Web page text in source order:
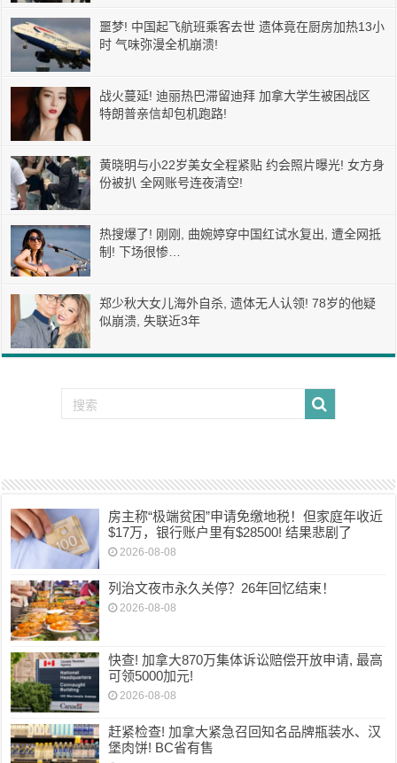
噩梦! 中国起飞航班乘客去世 遗体竟在厨房加热13小
时 气味弥漫全机崩溃!
战火蔓延! 迪丽热巴滞留迪拜 加拿大学生被困战区
特朗普亲信却包机跑路!
黄晓明与小22岁美女全程紧贴 约会照片曝光! 女方身
份被扒 全网账号连夜清空!
热搜爆了! 刚刚, 曲婉婷穿中国红试水复出, 遭全网抵
制! 下场很惨…
郑少秋大女儿海外自杀, 遗体无人认领! 78岁的他疑
似崩溃, 失联近3年
房主称“极端贫困”申请免缴地税！但家庭年收近
$17万，银行账户里有$28500! 结果悲剧了
2026-08-08
列治文夜市永久关停？26年回忆结束！
2026-08-08
快查! 加拿大870万集体诉讼赔偿开放申请, 最高
可领5000加元!
2026-08-08
赶紧检查! 加拿大紧急召回知名品牌瓶装水、汉
堡肉饼! BC省有售